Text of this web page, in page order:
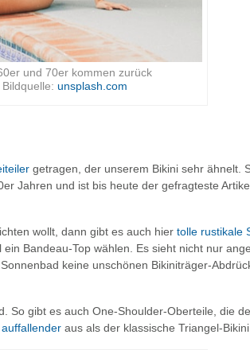
und 70er kommen zurück
Bildquelle: unsplash.com
getragen, der unserem Bikini sehr ähnelt.
Jahren und ist bis heute der gefragteste
wollt, dann gibt es auch hier tolle rustikale
Bandeau-Top wählen. Es sieht nicht nur
keine unschönen Bikiniträger-
So gibt es auch One-Shoulder-Oberteile, die
aus als der klassische Triangel-Bikini.